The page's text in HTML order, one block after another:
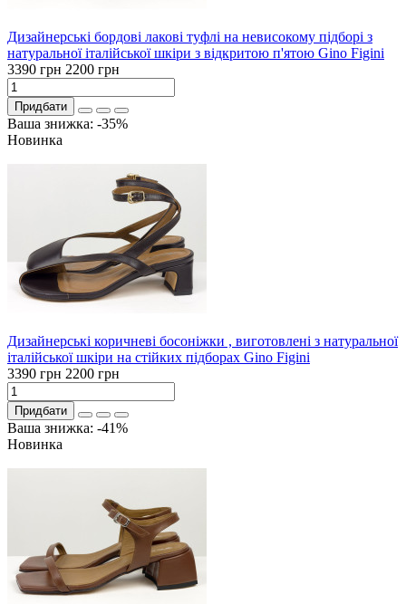
Дизайнерські бордові лакові туфлі на невисокому підборі з
натуральної італійської шкіри з відкритою п'ятою Gino Figini
3390 грн 2200 грн
Придбати
Ваша знижка: -35%
Новинка
Дизайнерські коричневі босоніжки , виготовлені з натуральної
італійської шкіри на стійких підборах Gino Figini
3390 грн 2200 грн
Придбати
Ваша знижка: -41%
Новинка